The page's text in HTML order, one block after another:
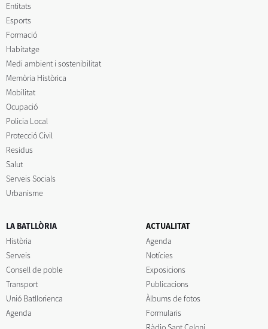
Entitats
Esports
Formació
Habitatge
Medi ambient i sostenibilitat
Memòria Històrica
Mobilitat
Ocupació
Policia Local
Protecció Civil
Residus
Salut
Serveis Socials
Urbanisme
LA BATLLÒRIA
Història
Serveis
Consell de poble
Transport
Unió Batllorienca
Agenda
ACTUALITAT
Agenda
Notícies
Exposicions
Publicacions
Àlbums de fotos
Formularis